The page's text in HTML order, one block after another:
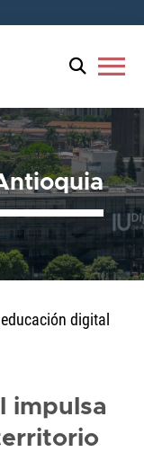
menu
digital
impulsa